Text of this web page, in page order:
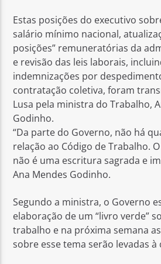
Estas posições do executivo
salário mínimo nacional,
posições” remuneratórias da
e revisão das leis laborais,
indemnizações por
contratação coletiva, foram
Lusa pela ministra do Trabalho,
Godinho.
“Da parte do Governo, não há
relação ao Código de Trabalho.
não é uma escritura sagrada e
Ana Mendes Godinho.
Segundo a ministra, o Governo
elaboração de um “livro verde”
trabalho e na próxima semana
sobre esse tema serão levadas